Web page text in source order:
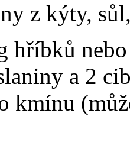
z kýty,
hříbků
a 2
kmínu